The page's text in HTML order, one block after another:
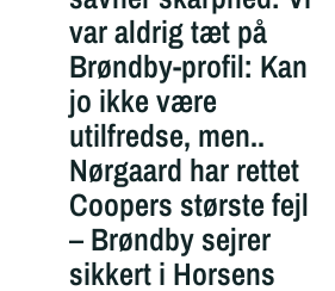
var aldrig tæt på
Brøndby-profil: Kan
jo ikke være
utilfredse, men..
Nørgaard har rettet
Coopers største fejl
– Brøndby sejrer
sikkert i Horsens